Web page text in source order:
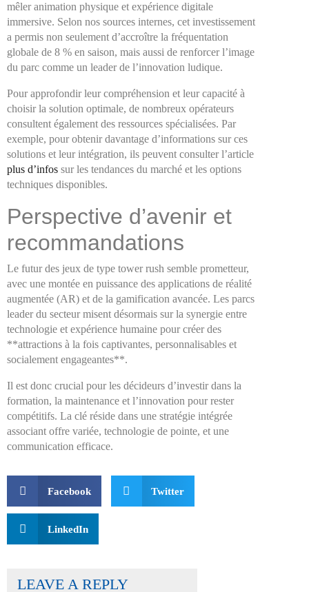
mêler animation physique et expérience digitale
immersive. Selon nos sources internes, cet investissement
a permis non seulement d’accroître la fréquentation
globale de 8 % en saison, mais aussi de renforcer l’image
du parc comme un leader de l’innovation ludique.
Pour approfondir leur compréhension et leur capacité à
choisir la solution optimale, de nombreux opérateurs
consultent également des ressources spécialisées. Par
exemple, pour obtenir davantage d’informations sur ces
solutions et leur intégration, ils peuvent consulter l’article
plus d’infos sur les tendances du marché et les options
techniques disponibles.
Perspective d’avenir et
recommandations
Le futur des jeux de type tower rush semble prometteur,
avec une montée en puissance des applications de réalité
augmentée (AR) et de la gamification avancée. Les parcs
leader du secteur misent désormais sur la synergie entre
technologie et expérience humaine pour créer des
**attractions à la fois captivantes, personnalisables et
socialement engageantes**.
Il est donc crucial pour les décideurs d’investir dans la
formation, la maintenance et l’innovation pour rester
compétitifs. La clé réside dans une stratégie intégrée
associant offre variée, technologie de pointe, et une
communication efficace.
Facebook Twitter
LinkedIn
LEAVE A REPLY